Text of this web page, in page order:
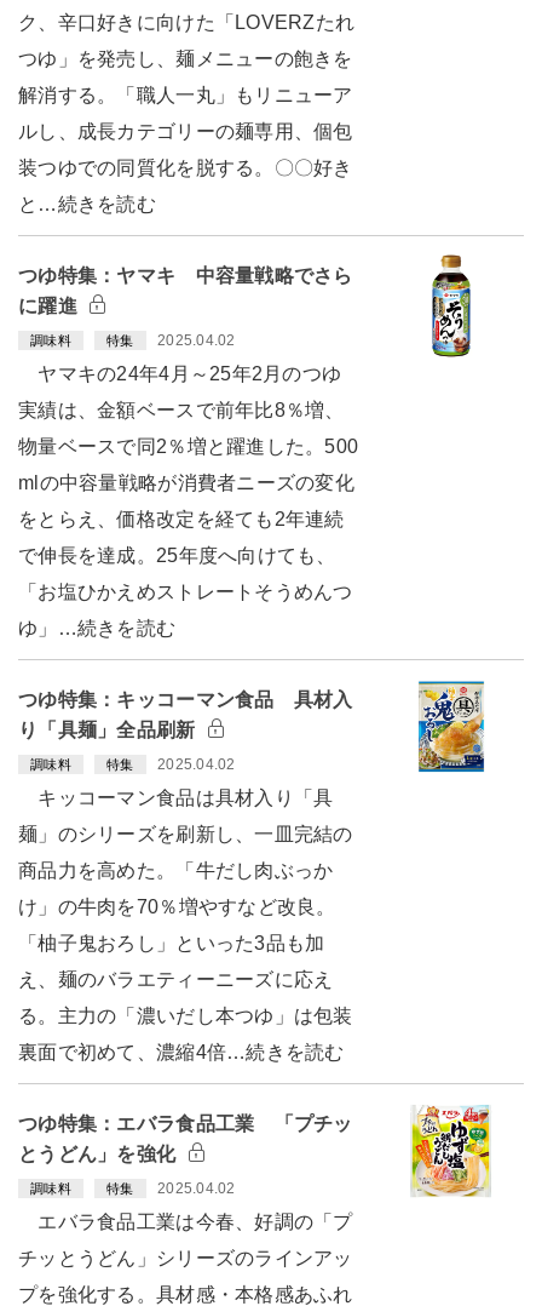
ク、辛口好きに向けた「LOVERZたれ
つゆ」を発売し、麺メニューの飽きを
解消する。「職人一丸」もリニューア
ルし、成長カテゴリーの麺専用、個包
装つゆでの同質化を脱する。〇〇好き
と…続きを読む
つゆ特集：ヤマキ 中容量戦略でさら
に躍進
調味料 特集 2025.04.02
ヤマキの24年4月～25年2月のつゆ
実績は、金額ベースで前年比8％増、
物量ベースで同2％増と躍進した。500
mlの中容量戦略が消費者ニーズの変化
をとらえ、価格改定を経ても2年連続
で伸長を達成。25年度へ向けても、
「お塩ひかえめストレートそうめんつ
ゆ」…続きを読む
つゆ特集：キッコーマン食品 具材入
り「具麺」全品刷新
調味料 特集 2025.04.02
キッコーマン食品は具材入り「具
麺」のシリーズを刷新し、一皿完結の
商品力を高めた。「牛だし肉ぶっか
け」の牛肉を70％増やすなど改良。
「柚子鬼おろし」といった3品も加
え、麺のバラエティーニーズに応え
る。主力の「濃いだし本つゆ」は包装
裏面で初めて、濃縮4倍…続きを読む
つゆ特集：エバラ食品工業 「プチッ
とうどん」を強化
調味料 特集 2025.04.02
エバラ食品工業は今春、好調の「プ
チッとうどん」シリーズのラインアッ
プを強化する。具材感・本格感あふれ